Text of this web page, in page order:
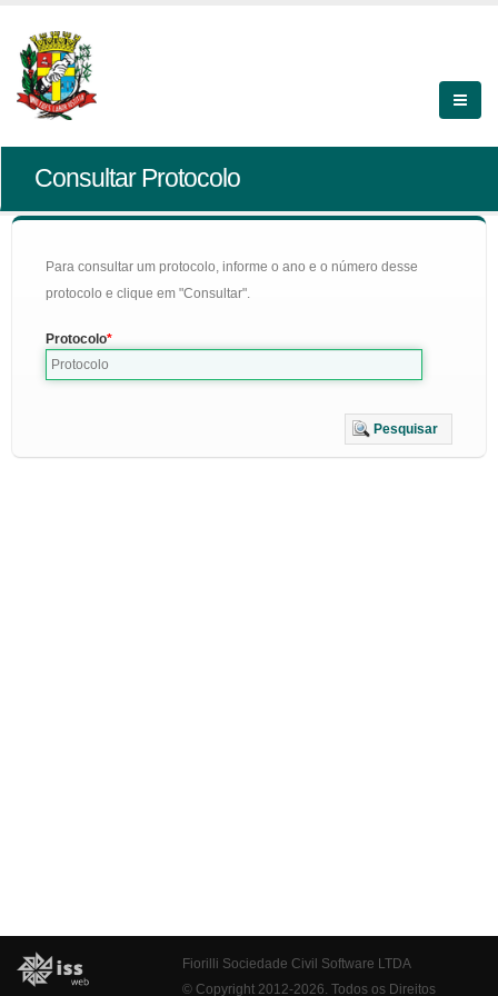
Consultar Protocolo
Para consultar um protocolo, informe o ano e o número desse
protocolo e clique em "Consultar".
Protocolo
Pesquisar
Fiorilli Sociedade Civil Software LTDA
© Copyright 2012-2026. Todos os Direitos